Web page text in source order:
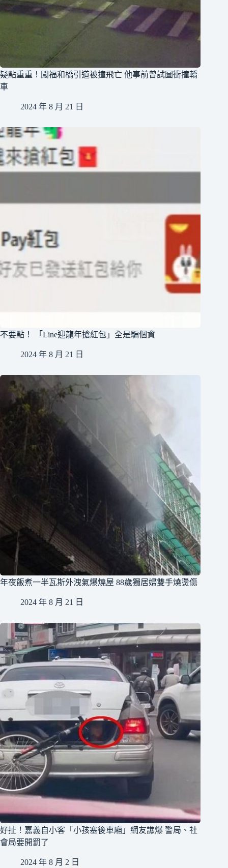
疑點重重！闖福和橋引道被撞飛亡 他事前曾試圖衝撞轎
車
2024 年 8 月 21 日
不要點！ 「Line迎龍年搶紅包」全是騙個資
2024 年 8 月 21 日
年夜飯煮一半瓦斯外洩氣爆燒屋 88歲獨居婦雙手燒燙傷
2024 年 8 月 21 日
好扯！嘉義自小客「小孩塞後車廂」網友譙爆 警局、社
會局要開罰了
2024 年 8 月 2 日